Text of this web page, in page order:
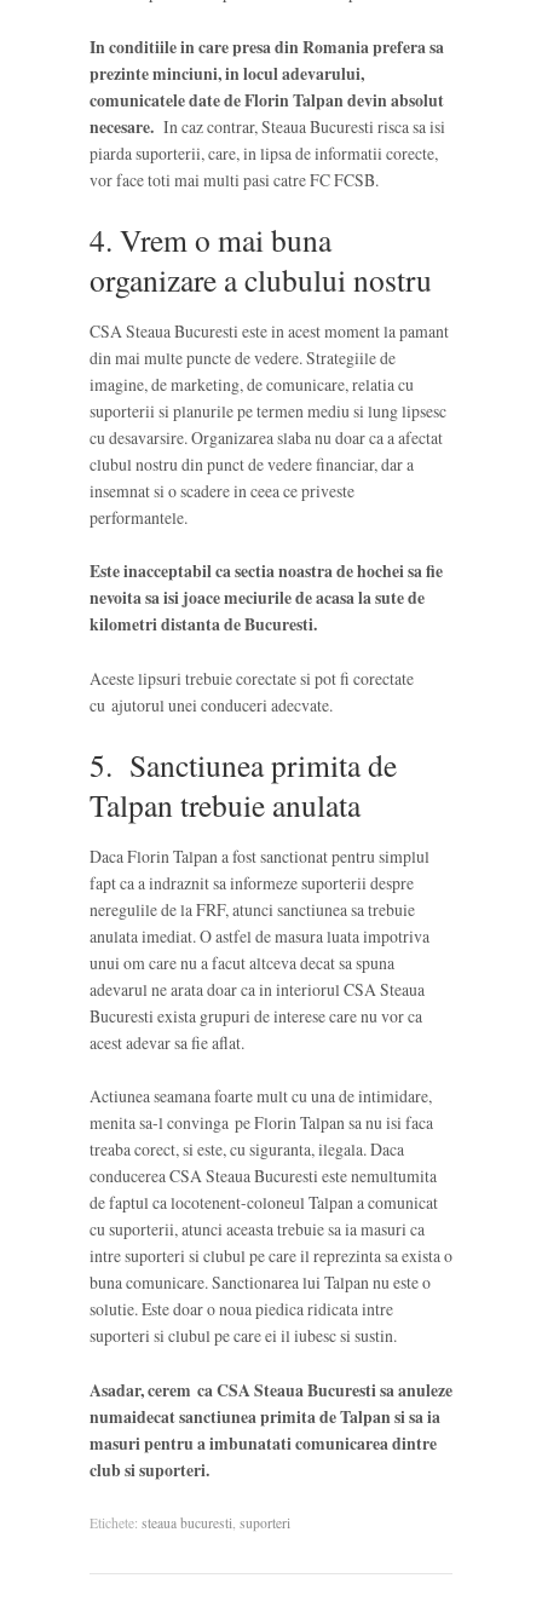
In conditiile in care presa din Romania prefera sa
prezinte minciuni, in locul adevarului,
comunicatele date de Florin Talpan devin absolut
necesare. In caz contrar, Steaua Bucuresti risca sa isi
piarda suporterii, care, in lipsa de informatii corecte,
vor face toti mai multi pasi catre FC FCSB.
4. Vrem o mai buna
organizare a clubului nostru
CSA Steaua Bucuresti este in acest moment la pamant
din mai multe puncte de vedere. Strategiile de
imagine, de marketing, de comunicare, relatia cu
suporterii si planurile pe termen mediu si lung lipsesc
cu desavarsire. Organizarea slaba nu doar ca a afectat
clubul nostru din punct de vedere financiar, dar a
insemnat si o scadere in ceea ce priveste
performantele.
Este inacceptabil ca sectia noastra de hochei sa fie
nevoita sa isi joace meciurile de acasa la sute de
kilometri distanta de Bucuresti.
Aceste lipsuri trebuie corectate si pot fi corectate
cu ajutorul unei conduceri adecvate.
5. Sanctiunea primita de
Talpan trebuie anulata
Daca Florin Talpan a fost sanctionat pentru simplul
fapt ca a indraznit sa informeze suporterii despre
neregulile de la FRF, atunci sanctiunea sa trebuie
anulata imediat. O astfel de masura luata impotriva
unui om care nu a facut altceva decat sa spuna
adevarul ne arata doar ca in interiorul CSA Steaua
Bucuresti exista grupuri de interese care nu vor ca
acest adevar sa fie aflat.
Actiunea seamana foarte mult cu una de intimidare,
menita sa-l convinga pe Florin Talpan sa nu isi faca
treaba corect, si este, cu siguranta, ilegala. Daca
conducerea CSA Steaua Bucuresti este nemultumita
de faptul ca locotenent-coloneul Talpan a comunicat
cu suporterii, atunci aceasta trebuie sa ia masuri ca
intre suporteri si clubul pe care il reprezinta sa exista o
buna comunicare. Sanctionarea lui Talpan nu este o
solutie. Este doar o noua piedica ridicata intre
suporteri si clubul pe care ei il iubesc si sustin.
Asadar, cerem ca CSA Steaua Bucuresti sa anuleze
numaidecat sanctiunea primita de Talpan si sa ia
masuri pentru a imbunatati comunicarea dintre
club si suporteri.
Etichete: steaua bucuresti suporteri